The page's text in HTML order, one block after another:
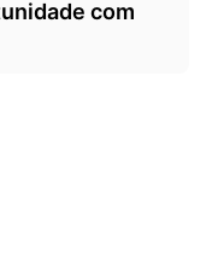
auditorias ou
com